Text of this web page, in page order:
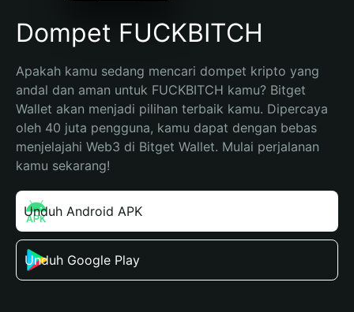
Dompet FUCKBITCH
Apakah kamu sedang mencari dompet kripto yang
andal dan aman untuk FUCKBITCH kamu? Bitget
Wallet akan menjadi pilihan terbaik kamu. Dipercaya
oleh 40 juta pengguna, kamu dapat dengan bebas
menjelajahi Web3 di Bitget Wallet. Mulai perjalanan
kamu sekarang!
Unduh Android APK
Unduh Google Play